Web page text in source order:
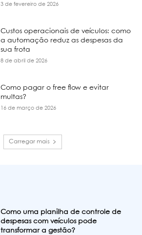
3 de fevereiro de 2026
Custos operacionais de veículos: como
a automação reduz as despesas da
sua frota
8 de abril de 2026
Como pagar o free flow e evitar
multas?
16 de março de 2026
Carregar mais
Como uma planilha de controle de
despesas com veículos pode
transformar a gestão?